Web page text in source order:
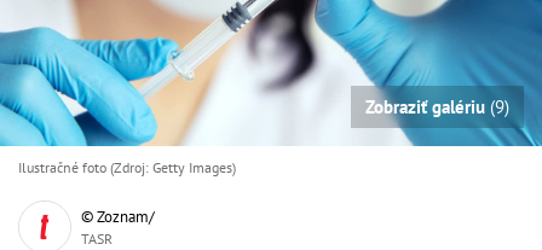
Zobraziť galériu (9)
Ilustračné foto (Zdroj: Getty Images)
© Zoznam/
TASR